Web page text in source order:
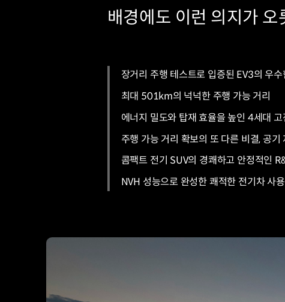
배경에도 이런 의지가 오
장거리 주행 테스트로 입증된 EV3의 우수
최대 501km의 넉넉한 주행 가능 거리
에너지 밀도와 탑재 효율을 높인 4세대 고
주행 가능 거리 확보의 또 다른 비결, 공기
콤팩트 전기 SUV의 경쾌하고 안정적인
NVH 성능으로 완성한 쾌적한 전기차 사